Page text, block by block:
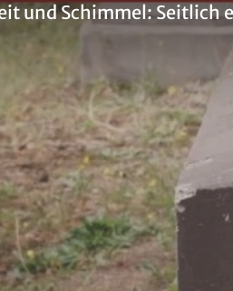
und Schimmel: Seitlich